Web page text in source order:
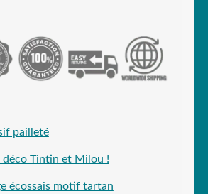
pailleté
déco Tintin et Milou !
écossais motif tartan